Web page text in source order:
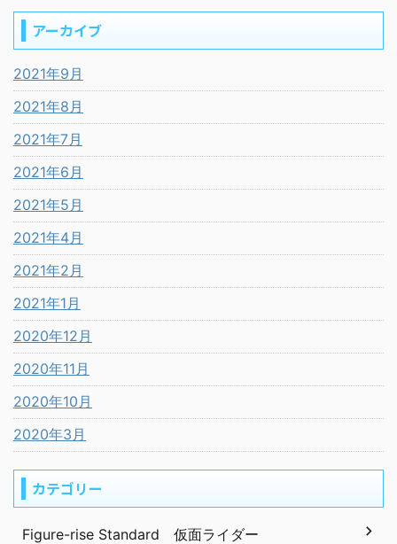
アーカイブ
2021年9月
2021年8月
2021年7月
2021年6月
2021年5月
2021年4月
2021年2月
2021年1月
2020年12月
2020年11月
2020年10月
2020年3月
カテゴリー
Figure-rise Standard 仮面ライダー